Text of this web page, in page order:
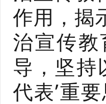
作用，揭
治宣传
导，坚持
代表’重